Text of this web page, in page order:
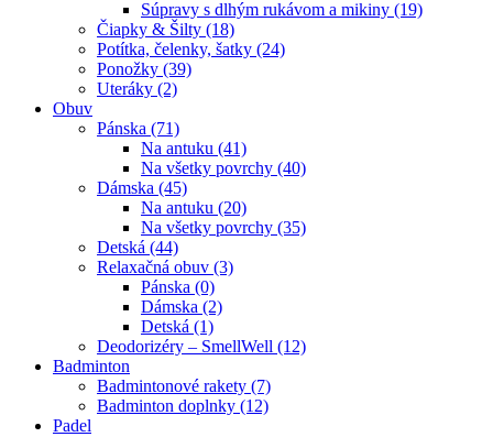
Súpravy s dlhým rukávom a mikiny (19)
Čiapky & Šilty (18)
Potítka, čelenky, šatky (24)
Ponožky (39)
Uteráky (2)
Obuv
Pánska (71)
Na antuku (41)
Na všetky povrchy (40)
Dámska (45)
Na antuku (20)
Na všetky povrchy (35)
Detská (44)
Relaxačná obuv (3)
Pánska (0)
Dámska (2)
Detská (1)
Deodorizéry – SmellWell (12)
Badminton
Badmintonové rakety (7)
Badminton doplnky (12)
Padel